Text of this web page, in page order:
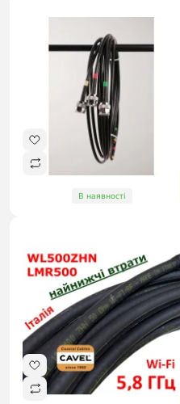
В наявності